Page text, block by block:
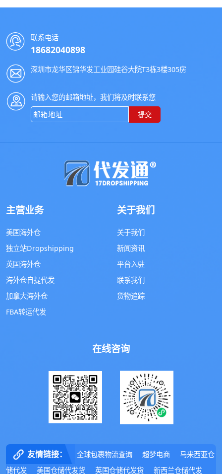
联系电话
18682040898
深圳市龙华区锦华发工业园硅谷大院T3栋3楼305房
请输入您的邮箱地址，我们将及时联系您
提交
主营业务
美国海外仓
独立站Dropshipping
英国海外仓
海外仓自提代发
加拿大海外仓
FBA转运代发
关于我们
关于我们
新闻资讯
平台入驻
联系我们
货物追踪
在线咨询
友情链接： 全球包裹物流查询 超梦电商
马来西亚仓
储代发
美国仓储代发货 英国仓储代发货 新西兰仓储代发